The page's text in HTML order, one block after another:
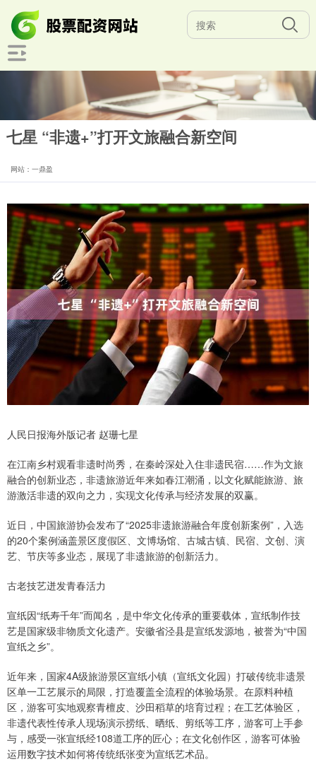
七星 “非遗+”打开文旅融合新空间
网站：一鼎盈
人民日报海外版记者 赵珊七星
在江南乡村观看非遗时尚秀，在秦岭深处入住非遗民宿……作为文旅
融合的创新业态，非遗旅游近年来如春江潮涌，以文化赋能旅游、旅
游激活非遗的双向之力，实现文化传承与经济发展的双赢。
近日，中国旅游协会发布了“2025非遗旅游融合年度创新案例”，入选
的20个案例涵盖景区度假区、文博场馆、古城古镇、民宿、文创、演
艺、节庆等多业态，展现了非遗旅游的创新活力。
古老技艺迸发青春活力
宣纸因“纸寿千年”而闻名，是中华文化传承的重要载体，宣纸制作技
艺是国家级非物质文化遗产。安徽省泾县是宣纸发源地，被誉为“中国
宣纸之乡”。
近年来，国家4A级旅游景区宣纸小镇（宣纸文化园）打破传统非遗景
区单一工艺展示的局限，打造覆盖全流程的体验场景。在原料种植
区，游客可实地观察青檀皮、沙田稻草的培育过程；在工艺体验区，
非遗代表性传承人现场演示捞纸、晒纸、剪纸等工序，游客可上手参
与，感受一张宣纸经108道工序的匠心；在文化创作区，游客可体验
运用数字技术如何将传统纸张变为宣纸艺术品。